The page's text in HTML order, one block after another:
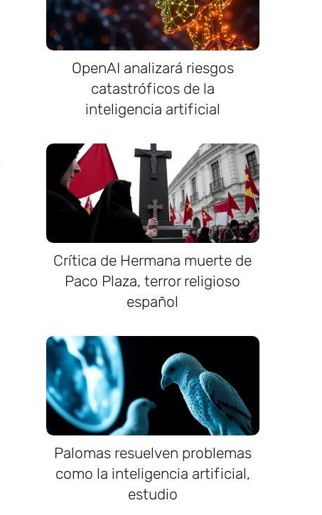
OpenAI analizará riesgos
catastróficos de la
inteligencia artificial
Crítica de Hermana muerte de
Paco Plaza, terror religioso
español
Palomas resuelven problemas
como la inteligencia artificial,
estudio